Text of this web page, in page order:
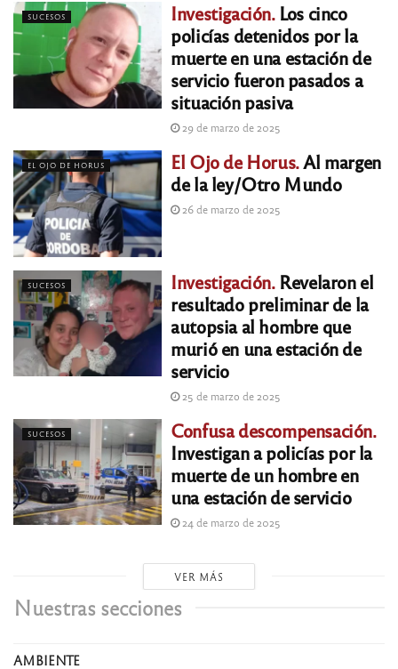
SUCESOS Investigación.Los cinco
policías detenidos por la
muerte en una estación de
servicio fueron pasados a
situación pasiva
29 de marzo de 2025
EL OJO DE HORUS El Ojo de Horus.Al margen
de la ley/Otro Mundo
26 de marzo de 2025
SUCESOS Investigación.Revelaron el
resultado preliminar de la
autopsia al hombre que
murió en una estación de
servicio
25 de marzo de 2025
SUCESOS
Confusa descompensación.
Investigan a policías por la
muerte de un hombre en
una estación de servicio
24 de marzo de 2025
VER MÁS
Nuestras secciones
AMBIENTE